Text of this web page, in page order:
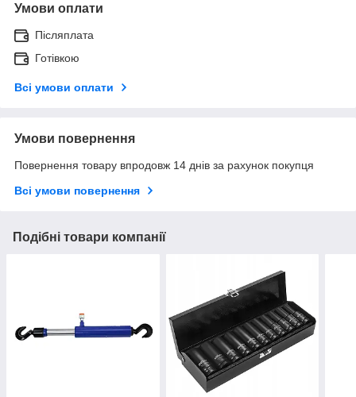
Умови оплати
Післяплата
Готівкою
Всі умови оплати
Умови повернення
Повернення товару впродовж 14 днів за рахунок покупця
Всі умови повернення
Подібні товари компанії